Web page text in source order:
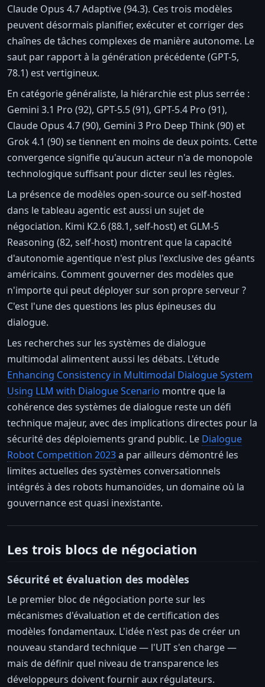
Claude Opus 4.7 Adaptive (94.3). Ces trois modèles
peuvent désormais planifier, exécuter et corriger des
chaînes de tâches complexes de manière autonome. Le
saut par rapport à la génération précédente (GPT-5,
78.1) est vertigineux.
En catégorie généraliste, la hiérarchie est plus serrée :
Gemini 3.1 Pro (92), GPT-5.5 (91), GPT-5.4 Pro (91),
Claude Opus 4.7 (90), Gemini 3 Pro Deep Think (90) et
Grok 4.1 (90) se tiennent en moins de deux points. Cette
convergence signifie qu'aucun acteur n'a de monopole
technologique suffisant pour dicter seul les règles.
La présence de modèles open-source ou self-hosted
dans le tableau agentic est aussi un sujet de
négociation. Kimi K2.6 (88.1, self-host) et GLM-5
Reasoning (82, self-host) montrent que la capacité
d'autonomie agentique n'est plus l'exclusive des géants
américains. Comment gouverner des modèles que
n'importe qui peut déployer sur son propre serveur ?
C'est l'une des questions les plus épineuses du
dialogue.
Les recherches sur les systèmes de dialogue
multimodal alimentent aussi les débats. L'étude
Enhancing Consistency in Multimodal Dialogue System
Using LLM with Dialogue Scenario montre que la
cohérence des systèmes de dialogue reste un défi
technique majeur, avec des implications directes pour la
sécurité des déploiements grand public. Le Dialogue
Robot Competition 2023a par ailleurs démontré les
limites actuelles des systèmes conversationnels
intégrés à des robots humanoïdes, un domaine où la
gouvernance est quasi inexistante.
Les trois blocs de négociation
Sécurité et évaluation des modèles
Le premier bloc de négociation porte sur les
mécanismes d'évaluation et de certification des
modèles fondamentaux. L'idée n'est pas de créer un
nouveau standard technique — l'UIT s'en charge —
mais de définir quel niveau de transparence les
développeurs doivent fournir aux régulateurs.